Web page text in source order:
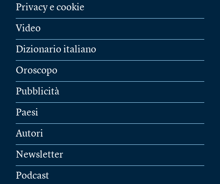
Privacy e cookie
Video
Dizionario italiano
Oroscopo
Pubblicità
Paesi
Autori
Newsletter
Podcast